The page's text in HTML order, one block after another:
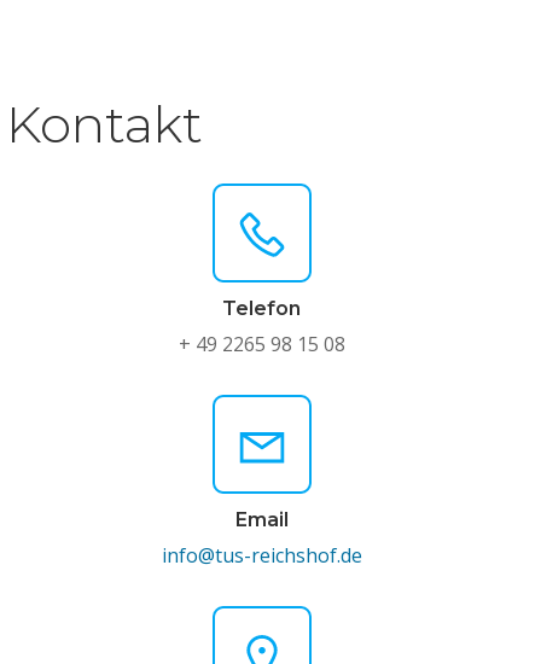
Kontakt
Telefon
+ 49 2265 98 15 08
Email
info@tus-reichshof.de